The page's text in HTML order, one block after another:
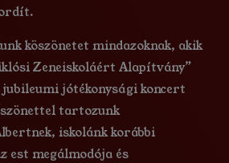
köszönetet mindazoknak, akik
Zeneiskoláért Alapítvány”
jótékonysági koncert
tartozunk
iskolánk korábbi
est megálmodója és